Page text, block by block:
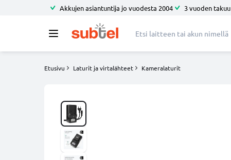
Akkujen asiantuntija jo vuodesta 2004 3 vuoden takuu
Etusivu Laturit ja virtalähteet Kameralaturit